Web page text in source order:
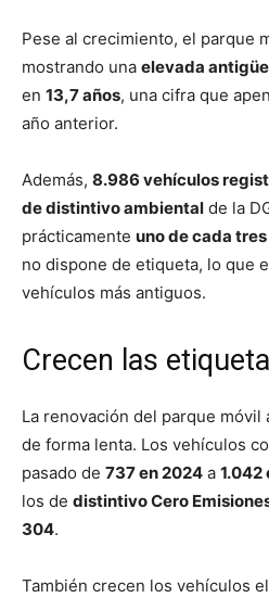
Pese al crecimiento, el parque
mostrando una elevada
en 13,7 años, una cifra que
año anterior.
Además, 8.986 vehículos
de distintivo ambiental de la
prácticamente uno de cada
no dispone de etiqueta, lo que
vehículos más antiguos.
Crecen las
La renovación del parque móvil
de forma lenta. Los vehículos
pasado de 737 en 2024 a 1.042
los de distintivo Cero
304.
También crecen los vehículos